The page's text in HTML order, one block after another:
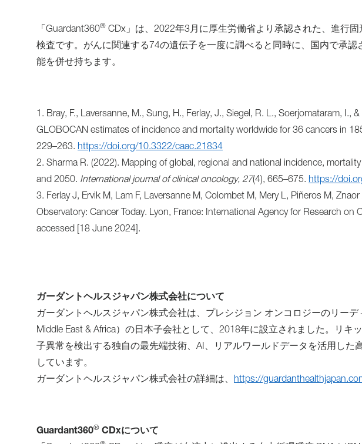
「Guardant360® CDx」は、2022年3月に厚生労働省より承認された、進行
検査です。がんに関連する74の遺伝子を一度に調べると同時に、国内で承
能を併せ持ちます。
1. Bray, F., Laversanne, M., Sung, H., Ferlay, J., Siegel, R. L., Soerjomataram, I.,
GLOBOCAN estimates of incidence and mortality worldwide for 36 cancers in
229–263. https://doi.org/10.3322/caac.21834
2. Sharma R. (2022). Mapping of global, regional and national incidence,
and 2050. International journal of clinical oncology, 27(4), 665–675. https://
3. Ferlay J, Ervik M, Lam F, Laversanne M, Colombet M, Mery L, Piñeros M,
Observatory: Cancer Today. Lyon, France: International Agency for Research on
accessed [18 June 2024].
ガーダントヘルスジャパン株式会社について
ガーダントヘルスジャパン株式会社は、プレシジョン オンコロジーのリーデ
Middle East & Africa）の日本子会社として、2018年に設立されました。リ
子異常を検出する独自の最先端技術、AI、リアルワールドデータを活用した
しています。
ガーダントヘルスジャパン株式会社の詳細は、 https://
Guardant360® CDxについて